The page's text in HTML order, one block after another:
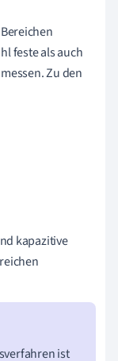
feste als auch
Zu den
kapazitive
ist